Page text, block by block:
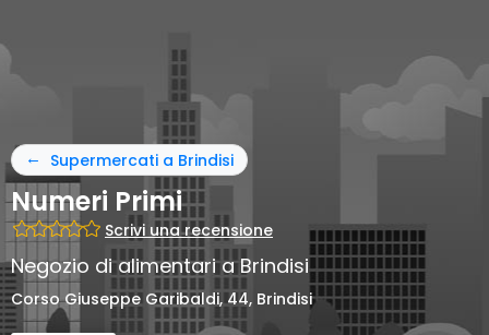
Supermercati a Brindisi
Numeri Primi
Scrivi una recensione
Negozio di alimentari a Brindisi
Corso Giuseppe Garibaldi, 44, Brindisi